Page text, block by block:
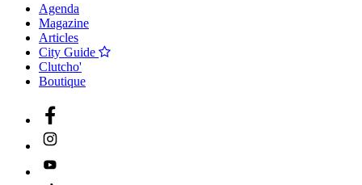
Agenda
Magazine
Articles
City Guide
Clutcho'
Boutique